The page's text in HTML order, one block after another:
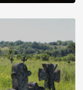
вразив не лише